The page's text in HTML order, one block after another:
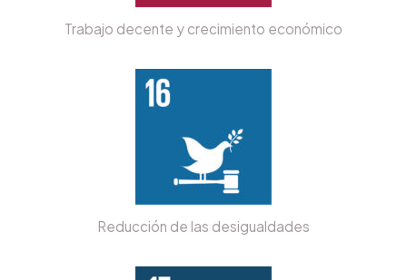
Trabajo decente y crecimiento económico
Reducción de las desigualdades